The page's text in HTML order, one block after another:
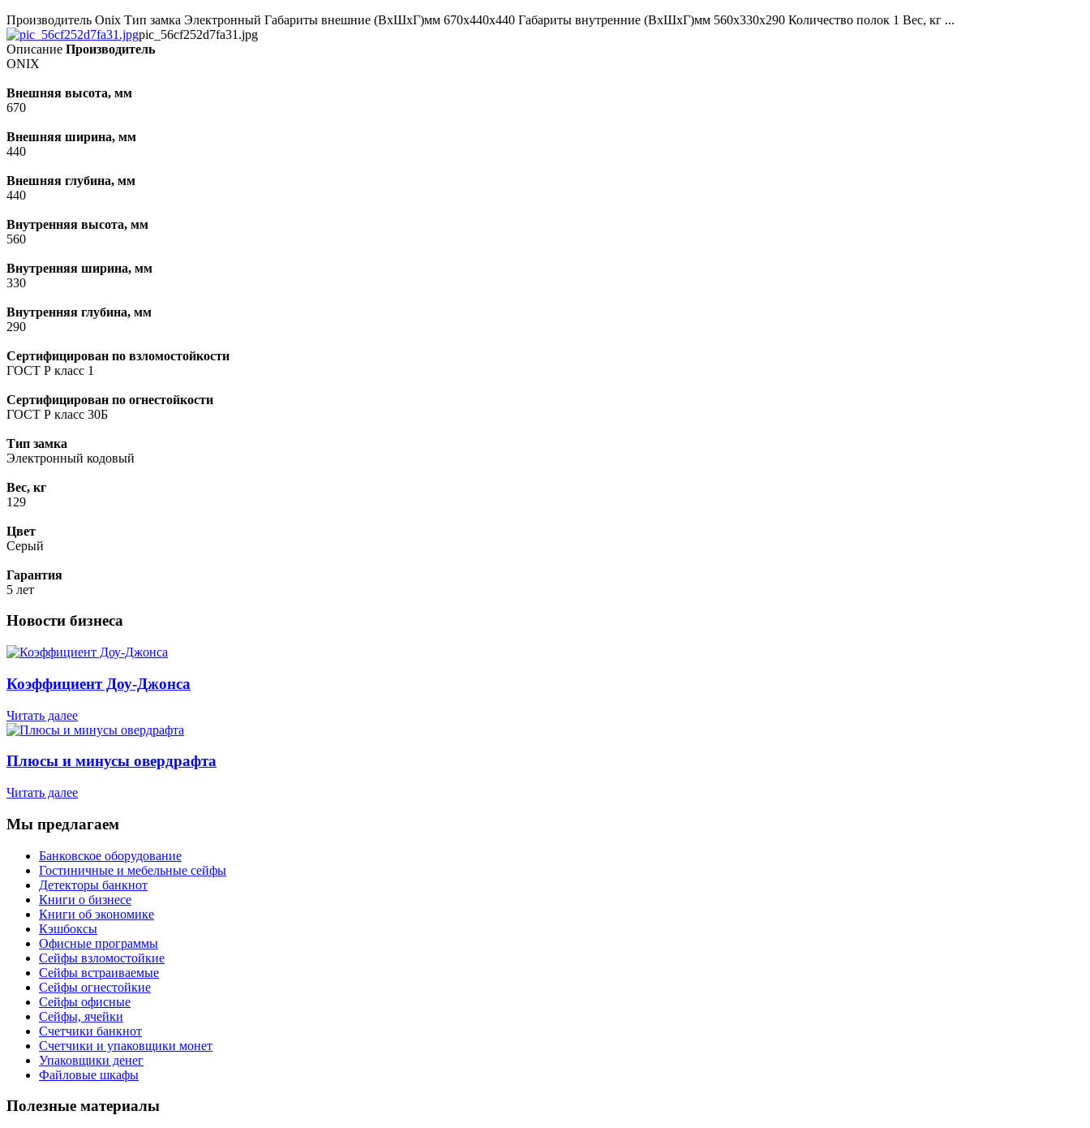
Производитель Onix Тип замка Электронный Габариты внешние (ВхШхГ)мм 670х440х440 Габариты внутренние (ВхШхГ)мм 560х330х290 Количество полок 1 Вес, кг ...
pic_56cf252d7fa31.jpg
Описание Производитель
ONIX
Внешняя высота, мм
670
Внешняя ширина, мм
440
Внешняя глубина, мм
440
Внутренняя высота, мм
560
Внутренняя ширина, мм
330
Внутренняя глубина, мм
290
Сертифицирован по взломостойкости
ГОСТ Р класс 1
Сертифицирован по огнестойкости
ГОСТ Р класс 30Б
Тип замка
Электронный кодовый
Вес, кг
129
Цвет
Серый
Гарантия
5 лет
Новости бизнеса
Коэффициент Доу-Джонса
Читать далее
Плюсы и минусы овердрафта
Читать далее
Мы предлагаем
Банковское оборудование
Гостиничные и мебельные сейфы
Детекторы банкнот
Книги о бизнесе
Книги об экономике
Кэшбоксы
Офисные программы
Сейфы взломостойкие
Сейфы встраиваемые
Сейфы огнестойкие
Сейфы офисные
Сейфы, ячейки
Счетчики банкнот
Счетчики и упаковщики монет
Упаковщики денег
Файловые шкафы
Полезные материалы